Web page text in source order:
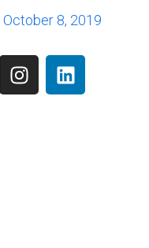
October 8, 2019